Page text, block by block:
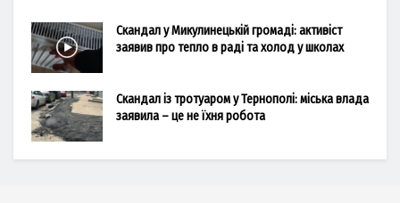
Скандал у Микулинецькій громаді: активіст
заявив про тепло в раді та холод у школах
Скандал із тротуаром у Тернополі: міська влада
заявила – це не їхня робота